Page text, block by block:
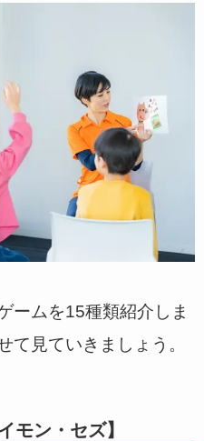
ームを15種類紹介しま
て見ていきましょう。
モン・セズ】